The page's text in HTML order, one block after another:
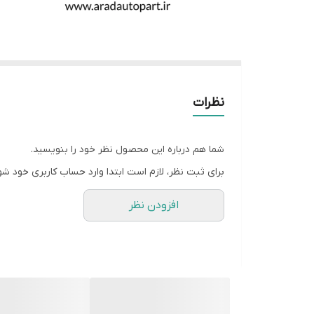
نظرات
شما هم درباره این محصول نظر خود را بنویسید.
برای ثبت نظر، لازم است ابتدا وارد حساب کاربری خود
افزودن نظر